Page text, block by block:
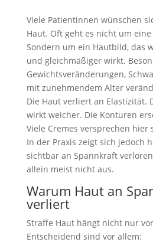
Viele Patientinnen wünschen
Haut. Oft geht es nicht um
Sondern um ein Hautbild, das
und gleichmäßiger wirkt.
Gewichtsveränderungen,
mit zunehmendem Alter
Die Haut verliert an Elastizität.
wirkt weicher. Die Konturen
Viele Cremes versprechen hier
In der Praxis zeigt sich jedoch
sichtbar an Spannkraft
allein meist nicht aus.
Warum Haut an
verliert
Straffe Haut hängt nicht nur
Entscheidend sind vor allem: